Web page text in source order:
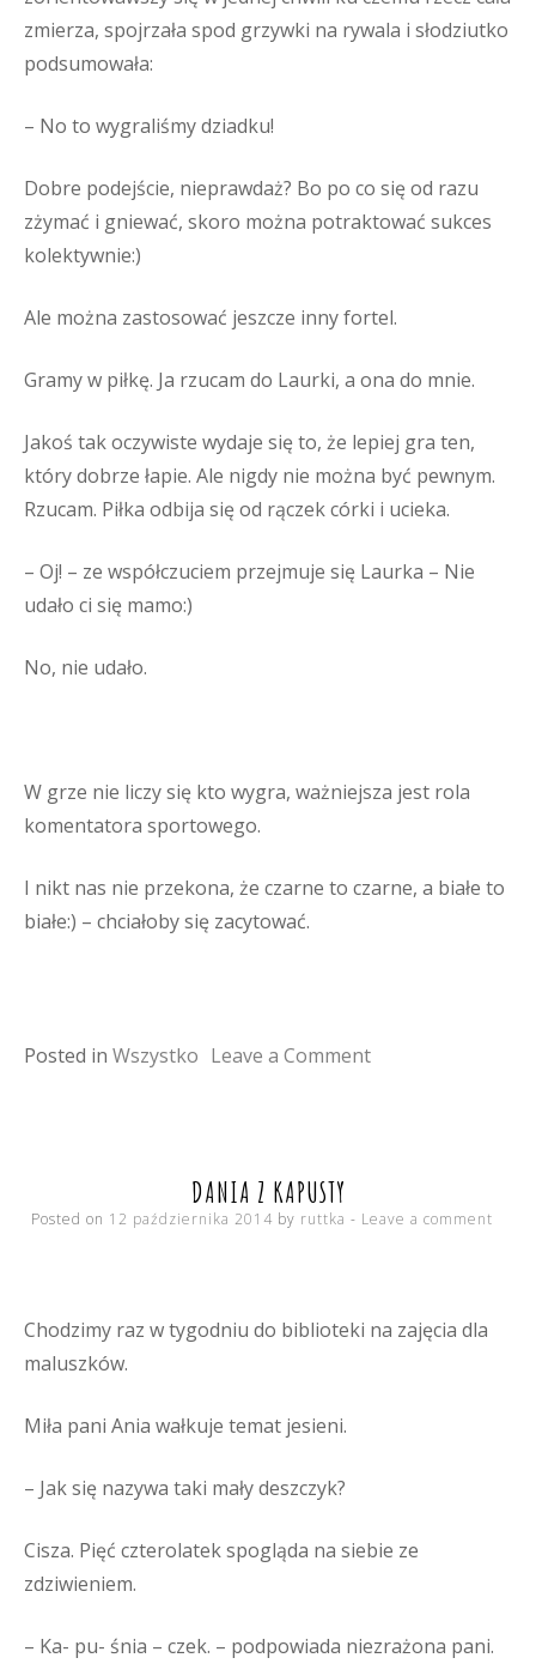
zmierza, spojrzała spod grzywki na rywala i słodziutko
podsumowała:
– No to wygraliśmy dziadku!
Dobre podejście, nieprawdaż? Bo po co się od razu
zżymać i gniewać, skoro można potraktować sukces
kolektywnie:)
Ale można zastosować jeszcze inny fortel.
Gramy w piłkę. Ja rzucam do Laurki, a ona do mnie.
Jakoś tak oczywiste wydaje się to, że lepiej gra ten,
który dobrze łapie. Ale nigdy nie można być pewnym.
Rzucam. Piłka odbija się od rączek córki i ucieka.
– Oj! – ze współczuciem przejmuje się Laurka – Nie
udało ci się mamo:)
No, nie udało.
W grze nie liczy się kto wygra, ważniejsza jest rola
komentatora sportowego.
I nikt nas nie przekona, że czarne to czarne, a białe to
białe:) – chciałoby się zacytować.
Posted in Wszystko Leave a Commenton
DANIA Z KAPUSTY
Posted on 12 października 2014 by ruttka Leave a comment
Chodzimy raz w tygodniu do biblioteki na zajęcia dla
maluszków.
Miła pani Ania wałkuje temat jesieni.
– Jak się nazywa taki mały deszczyk?
Cisza. Pięć czterolatek spogląda na siebie ze
zdziwieniem.
– Ka- pu- śnia – czek. – podpowiada niezrażona pani.